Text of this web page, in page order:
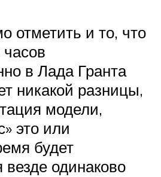
отметить и то, что
в Лада Гранта
никакой разницы,
модели,
это или
будет
везде одинаково